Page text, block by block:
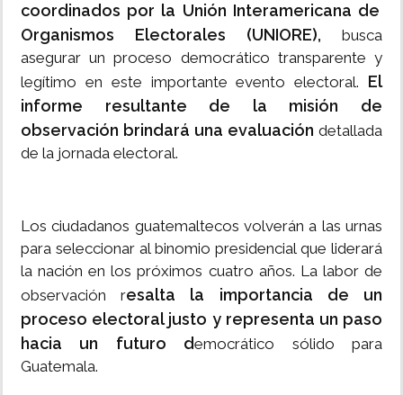
coordinados por la Unión Interamericana de
Organismos Electorales (UNIORE), busca
asegurar un proceso democrático transparente y
legítimo en este importante evento electoral. El
informe resultante de la misión de
observación brindará una evaluación detallada
de la jornada electoral.
Los ciudadanos guatemaltecos volverán a las urnas
para seleccionar al binomio presidencial que liderará
la nación en los próximos cuatro años. La labor de
observación resalta la importancia de un
proceso electoral justo y representa un paso
hacia un futuro democrático sólido para
Guatemala.